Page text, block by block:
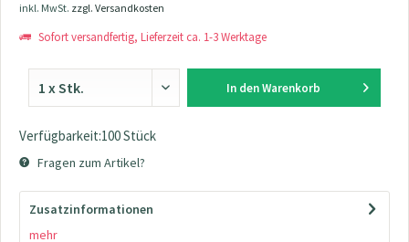
inkl. MwSt. zzgl. Versandkosten
Sofort versandfertig, Lieferzeit ca. 1-3 Werktage
In den Warenkorb
Verfügbarkeit:100 Stück
Fragen zum Artikel?
Zusatzinformationen
mehr